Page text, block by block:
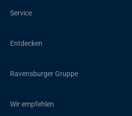
Service
Entdecken
Ravensburger Gruppe
Wir empfehlen